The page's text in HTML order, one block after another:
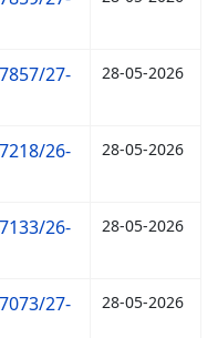
27-
28-05-2026
26-
28-05-2026
26-
28-05-2026
27-
28-05-2026